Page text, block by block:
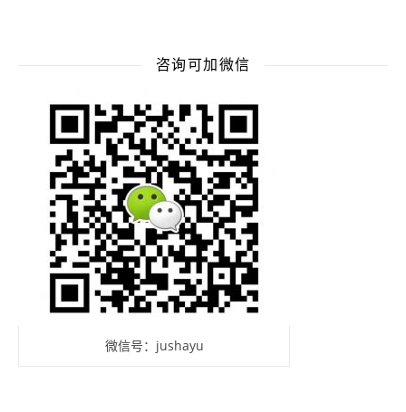
咨询可加微信
微信号：jushayu